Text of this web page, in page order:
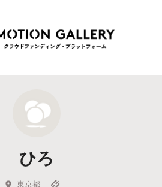
新着プロジェクト
Feature
キュレーターから探す
ひろ
東京都